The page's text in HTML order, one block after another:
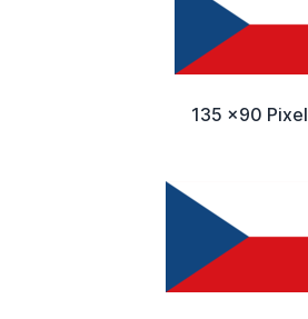
135 x90 Pixel